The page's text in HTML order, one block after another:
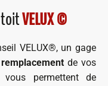
VELUX ©
VELUX®, un gage
remplacement de vos
permettent de